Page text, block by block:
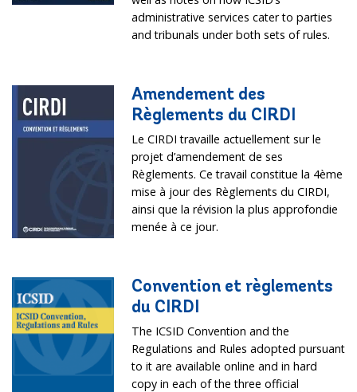
administrative services cater to parties
and tribunals under both sets of rules.
Amendement des
Règlements du CIRDI
Le CIRDI travaille actuellement sur le
projet d’amendement de ses
Règlements. Ce travail constitue la 4ème
mise à jour des Règlements du CIRDI,
ainsi que la révision la plus approfondie
menée à ce jour.
Convention et règlements
du CIRDI
The ICSID Convention and the
Regulations and Rules adopted pursuant
to it are available online and in hard
copy in each of the three official